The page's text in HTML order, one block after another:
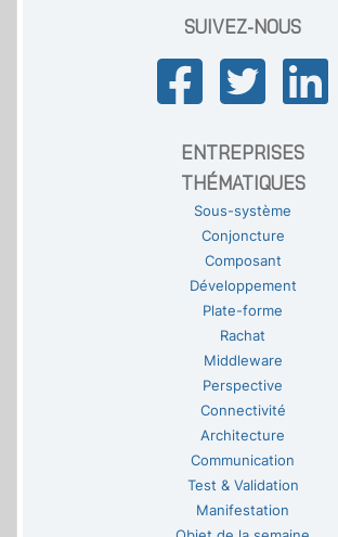
SUIVEZ-NOUS
ENTREPRISES
THÉMATIQUES
Sous-système
Conjoncture
Composant
Développement
Plate-forme
Rachat
Middleware
Perspective
Connectivité
Architecture
Communication
Test & Validation
Manifestation